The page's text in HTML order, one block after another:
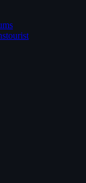
tourist